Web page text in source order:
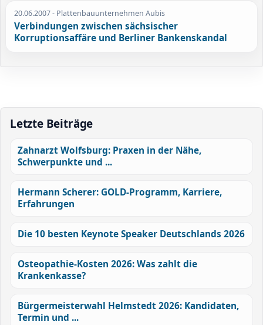
20.06.2007- Plattenbauunternehmen Aubis
Verbindungen zwischen sächsischer
Korruptionsaffäre und Berliner Bankenskandal
Letzte Beiträge
Zahnarzt Wolfsburg: Praxen in der Nähe,
Schwerpunkte und ...
Hermann Scherer: GOLD-Programm, Karriere,
Erfahrungen
Die 10 besten Keynote Speaker Deutschlands 2026
Osteopathie-Kosten 2026: Was zahlt die
Krankenkasse?
Bürgermeisterwahl Helmstedt 2026: Kandidaten,
Termin und ...